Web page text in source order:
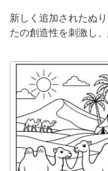
新しく追加されたぬ
たの創造性を刺激し